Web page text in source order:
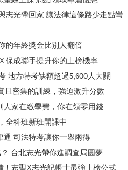
志光帶回家 讓法律這條路少走點彎
的年終獎金比別人翻倍
保成聯手提升你的上榜機率
地方特考缺額超過5,600人大關
且密集的訓練，強迫激升分數
人家在繳學費，你在領零用錢
全科班新班開課中
通 司法特考讓你一舉兩得
台北志光帶你進調查局圓夢
！志聖X志光記帳士最強上榜公式